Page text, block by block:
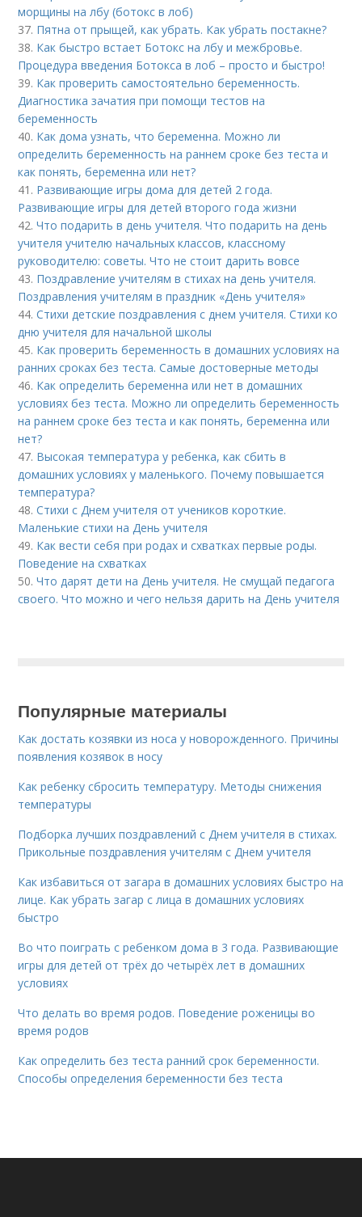
морщины на лбу (ботокс в лоб)
37. Пятна от прыщей, как убрать. Как убрать постакне?
38. Как быстро встает Ботокс на лбу и межбровье.
Процедура введения Ботокса в лоб – просто и быстро!
39. Как проверить самостоятельно беременность.
Диагностика зачатия при помощи тестов на
беременность
40. Как дома узнать, что беременна. Можно ли
определить беременность на раннем сроке без теста и
как понять, беременна или нет?
41. Развивающие игры дома для детей 2 года.
Развивающие игры для детей второго года жизни
42.Что подарить в день учителя. Что подарить на день
учителя учителю начальных классов, классному
руководителю: советы. Что не стоит дарить вовсе
43. Поздравление учителям в стихах на день учителя.
Поздравления учителям в праздник «День учителя»
44.Стихи детские поздравления с днем учителя. Стихи ко
дню учителя для начальной школы
45. Как проверить беременность в домашних условиях на
ранних сроках без теста. Самые достоверные методы
46. Как определить беременна или нет в домашних
условиях без теста. Можно ли определить беременность
на раннем сроке без теста и как понять, беременна или
нет?
47. Высокая температура у ребенка, как сбить в
домашних условиях у маленького. Почему повышается
температура?
48.Стихи с Днем учителя от учеников короткие.
Маленькие стихи на День учителя
49. Как вести себя при родах и схватках первые роды.
Поведение на схватках
50.Что дарят дети на День учителя. Не смущай педагога
своего. Что можно и чего нельзя дарить на День учителя
Популярные материалы
Как достать козявки из носа у новорожденного. Причины
появления козявок в носу
Как ребенку сбросить температуру. Методы снижения
температуры
Подборка лучших поздравлений с Днем учителя в стихах.
Прикольные поздравления учителям с Днем учителя
Как избавиться от загара в домашних условиях быстро на
лице. Как убрать загар с лица в домашних условиях
быстро
Во что поиграть с ребенком дома в 3 года. Развивающие
игры для детей от трёх до четырёх лет в домашних
условиях
Что делать во время родов. Поведение роженицы во
время родов
Как определить без теста ранний срок беременности.
Способы определения беременности без теста